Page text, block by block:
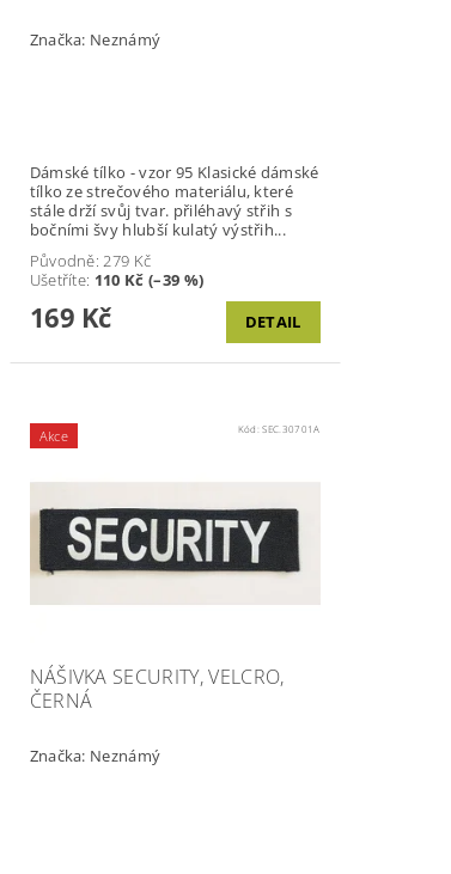
Značka: Neznámý
Dámské tílko - vzor 95 Klasické dámské
tílko ze strečového materiálu, které
stále drží svůj tvar. přiléhavý střih s
bočními švy hlubší kulatý výstřih...
Původně:279 Kč
Ušetříte: 110 Kč (–39 %)
169 Kč DETAIL
Akce Kód:SEC.30701A
NÁŠIVKA SECURITY, VELCRO,
ČERNÁ
Značka: Neznámý